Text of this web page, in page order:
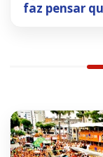
faz pensar